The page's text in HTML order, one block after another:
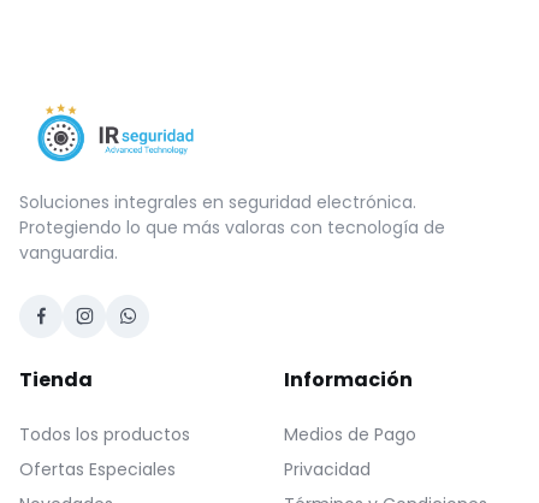
Soluciones integrales en seguridad electrónica.
Protegiendo lo que más valoras con tecnología de
vanguardia.
Tienda
Todos los productos
Ofertas Especiales
Información
Medios de Pago
Privacidad